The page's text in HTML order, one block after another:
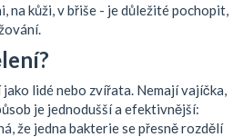
na kůži, v břiše - je důležité pochopit,
lidé nebo zvířata. Nemají vajíčka,
je jednodušší a efektivnější:
že jedna bakterie se přesně rozdělí